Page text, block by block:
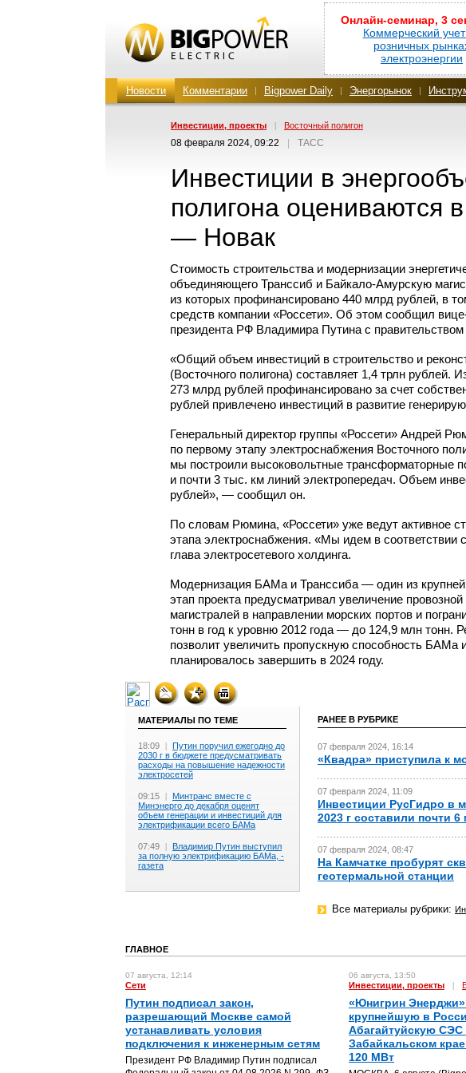
Онлайн-семинар, 3
Коммерческий
розничных
электроэнергии
Новости Комментарии Bigpower Daily Энергорынок
Инвестиции, проекты | Восточный полигон
08 февраля 2024, 09:22 ТАСС
Инвестиции в
полигона оцениваются
— Новак
Стоимость строительства и модернизации
объединяющего Транссиб и Байкало-Амурскую
из которых профинансировано 440 млрд рублей, в
средств компании «Россети». Об этом сообщил
президента РФ Владимира Путина с
«Общий объем инвестиций в строительство и
(Восточного полигона) составляет 1,4 трлн
273 млрд рублей профинансировано за счет
рублей привлечено инвестиций в развитие
Генеральный директор группы «Россети» Андрей
по первому этапу электроснабжения Восточного
мы построили высоковольтные
и почти 3 тыс. км линий электропередач. Объем
рублей», — сообщил он.
По словам Рюмина, «Россети» уже ведут активное
этапа электроснабжения. «Мы идем в
глава электросетевого холдинга.
Модернизация БАМа и Транссиба — один из
этап проекта предусматривал увеличение
магистралей в направлении морских портов и
тонн в год к уровню 2012 года — до 124,9 млн тонн.
позволит увеличить пропускную способность БАМа
планировалось завершить в 2024 году.
МАТЕРИАЛЫ ПО ТЕМЕ
18:09 | Путин поручил ежегодно до
2030 г в бюджете предусматривать
расходы на повышение надежности
электросетей
09:15 | Минтранс вместе с
Минэнерго до декабря оценят
объем генерации и инвестиций для
электрификации всего БАМа
07:49 | Владимир Путин выступил
за полную электрификацию БАМа, -
газета
РАНЕЕ В РУБРИКЕ
07 февраля 2024, 16:14
«Квадра» приступила к
07 февраля 2024, 11:09
Инвестиции РусГидро в
2023 г составили почти
07 февраля 2024, 08:47
На Камчатке пробурят
геотермальной станции
Все материалы рубрики:
ГЛАВНОЕ
07 августа, 12:14
Сети
Путин подписал закон,
разрешающий Москве самой
устанавливать условия
подключения к инженерным сетям
Президент РФ Владимир Путин подписал
06 августа, 13:50
Инвестиции, проекты |
«Юнигрин Энерджи»
крупнейшую в
Абагайтуйскую СЭС
Забайкальском
120 МВт